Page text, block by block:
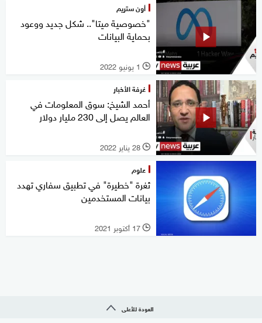
أون ستريم
"خصوصية ميتا".. شكل جديد ووعود
بحماية البيانات
l 1 يونيو 2022
غرفة الأخبار
أحمد الشيخ: سوق المعلومات في
العالم يصل إلى 230 مليار دولار
l 28 يناير 2022
علوم
ثغرة "خطيرة" في تطبيق سفاري تهدد
بيانات المستخدمين
l 17 أكتوبر 2021
العودة للأعلى